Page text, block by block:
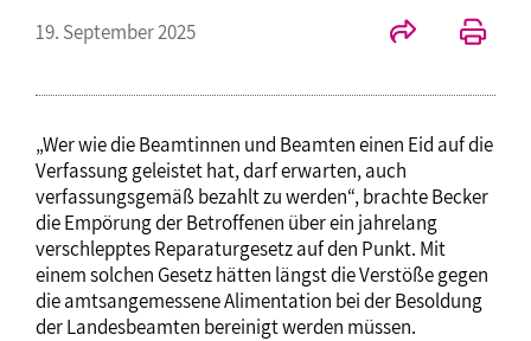
19. September 2025
„Wer wie die Beamtinnen und Beamten einen Eid auf die
Verfassung geleistet hat, darf erwarten, auch
verfassungsgemäß bezahlt zu werden“, brachte Becker
die Empörung der Betroffenen über ein jahrelang
verschlepptes Reparaturgesetz auf den Punkt. Mit
einem solchen Gesetz hätten längst die Verstöße gegen
die amtsangemessene Alimentation bei der Besoldung
der Landesbeamten bereinigt werden müssen.